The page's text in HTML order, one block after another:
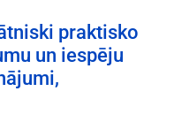
praktisko
un iespēju